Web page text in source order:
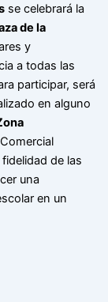
se celebrará la
de la
y
a todas las
participar, será
en alguno
de las
una
en un